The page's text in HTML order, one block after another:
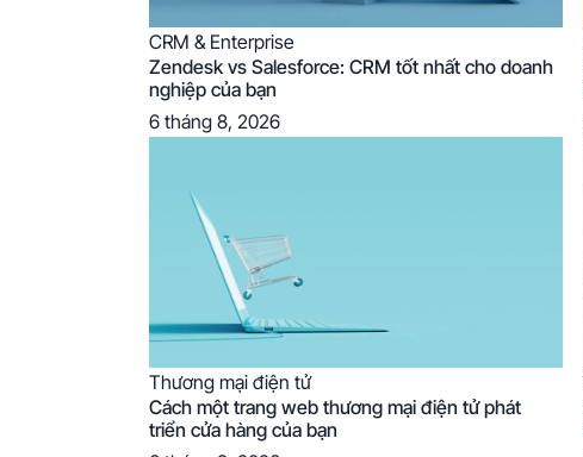
CRM & Enterprise
Zendesk vs Salesforce: CRM tốt nhất cho doanh
nghiệp của bạn
6 tháng 8, 2026
Thương mại điện tử
Cách một trang web thương mại điện tử phát
triển cửa hàng của bạn